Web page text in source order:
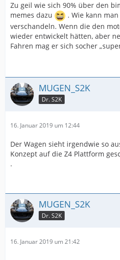
Zu geil wie sich 90% über den
memes dazu
. Wie kann
verschandeln. Wenn die den
wieder entwickelt hätten, aber
Fahren mag er sich socher
MUGEN_S2K
Dr. S2K
16. Januar 2019 um 12:44
Der Wagen sieht irgendwie so
Konzept auf die Z4 Plattform
.
MUGEN_S2K
Dr. S2K
16. Januar 2019 um 21:42